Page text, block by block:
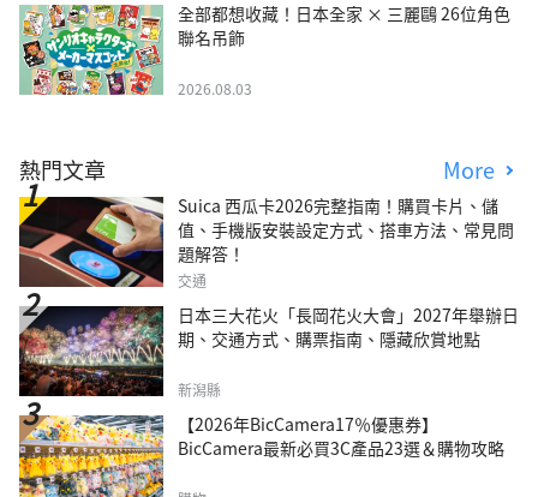
全部都想收藏！日本全家 × 三麗鷗 26位角色
聯名吊飾
2026.08.03
熱門文章 More
Suica 西瓜卡2026完整指南！購買卡片、儲
值、手機版安裝設定方式、搭車方法、常見問
題解答！
交通
日本三大花火「長岡花火大會」2027年舉辦日
期、交通方式、購票指南、隱藏欣賞地點
新潟縣
【2026年BicCamera17％優惠券】
BicCamera最新必買3C產品23選＆購物攻略